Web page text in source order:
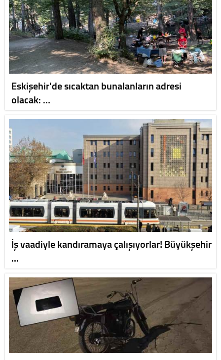
Eskişehir'de sıcaktan bunalanların adresi
olacak: …
İş vaadiyle kandıramaya çalışıyorlar! Büyükşehir
…